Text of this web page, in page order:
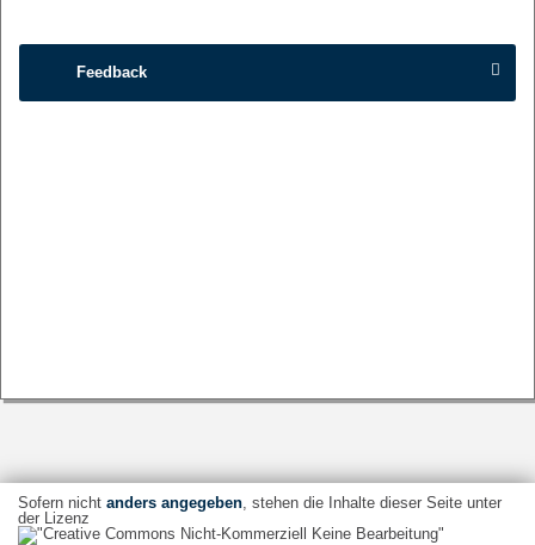
Feedback
Sofern nicht anders angegeben, stehen die Inhalte dieser Seite unter
der Lizenz